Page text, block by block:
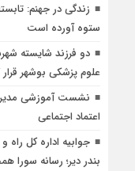
زندگی در جهنم:
ستوه آورده است
دو فرزند شایسته
علوم پزشکی بوشهر قرار
نشست آموزشی
اعتماد اجتماعی
جوابیه اداره کل
بندر دیر؛ رسانه